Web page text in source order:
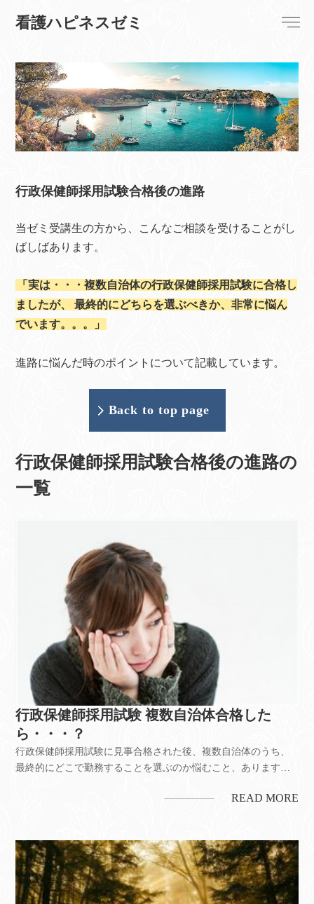
看護ハピネスゼミ
行政保健師採用試験合格後の進路
当ゼミ受講生の方から、こんなご相談を受けることがし
ばしばあります。
「実は・・・複数自治体の行政保健師採用試験に合格し
ましたが、
最終的にどちらを選ぶべきか、非常に悩ん
でいます。。。」
進路に悩んだ時のポイントについて記載しています。
Back to top page
行政保健師採用試験合格後の進路の
一覧
行政保健師採用試験 複数自治体合格した
ら・・・？
行政保健師採用試験に見事合格された後、複数自治体のうち、
最終的にどこで勤務することを選ぶのか悩むこと、あります
時、当ゼミでは、下記のポイントで考えることが良い結果につ
READ MORE